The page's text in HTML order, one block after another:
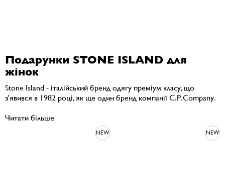
Подарунки STONE ISLAND для
жінок
Stone Island - італійський бренд одягу преміум класу, що
з'явився в 1982 році, як ще один бренд компанії C.P.Company.
Читати більше
NEW NEW